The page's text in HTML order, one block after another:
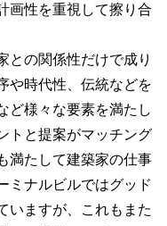
画性を重視して擦り合
との関係性だけで成り
や時代性、伝統などを
ど様々な要素を満たし
トと提案がマッチング
満たして建築家の仕事
ミナルビルではグッド
いますが、これもまた